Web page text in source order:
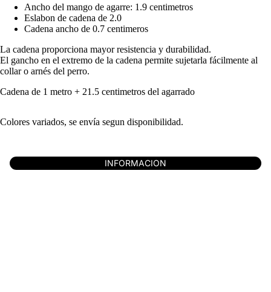
Ancho del mango de agarre: 1.9 centimetros
Eslabon de cadena de 2.0
Cadena ancho de 0.7 centimeros
La cadena proporciona mayor resistencia y durabilidad.
El gancho en el extremo de la cadena permite sujetarla fácilmente al
collar o arnés del perro.
Cadena de 1 metro + 21.5 centimetros del agarrado
Colores variados, se envía segun disponibilidad.
INFORMACION